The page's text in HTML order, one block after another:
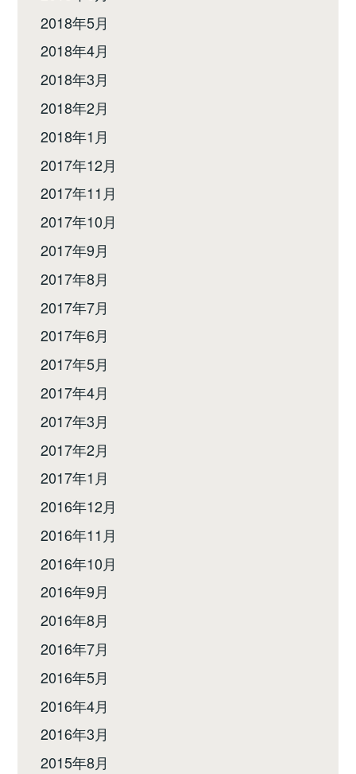
2018年5月
2018年4月
2018年3月
2018年2月
2018年1月
2017年12月
2017年11月
2017年10月
2017年9月
2017年8月
2017年7月
2017年6月
2017年5月
2017年4月
2017年3月
2017年2月
2017年1月
2016年12月
2016年11月
2016年10月
2016年9月
2016年8月
2016年7月
2016年5月
2016年4月
2016年3月
2015年8月